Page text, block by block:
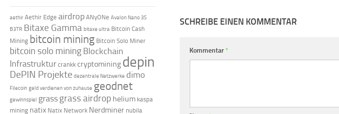
SCHREIBE EINEN KOMMENTAR
Kommentar *
aethir Aethir Edge airdrop ANyONe Avalon Nano 3S
B3TR Bitaxe Gamma bitaxe ultra Bitcoin Cash
Mining bitcoin mining Bitcoin Solo Miner
bitcoin solo mining Blockchain
Infrastruktur crankk cryptomining depin
DePIN Projekte dezentrale Netzwerke dimo
Filecoin geld verdienen von zuhause geodnet
gewinnspiel grass grass airdrop helium kaspa
mining natix Natix Network Nerdminer nubila